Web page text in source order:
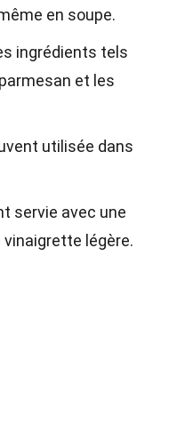
en soupe.
ingrédients tels
et les
utilisée dans
servie avec une
légère.